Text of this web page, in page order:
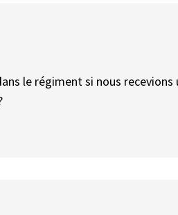
le régiment si nous recevions